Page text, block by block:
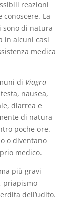
reazioni
La
sono di natura
in alcuni casi
medica
di Viagra
nausea,
diarrea e
di natura
poche ore.
o diventano
medico.
più gravi
priapismo
dell’udito.